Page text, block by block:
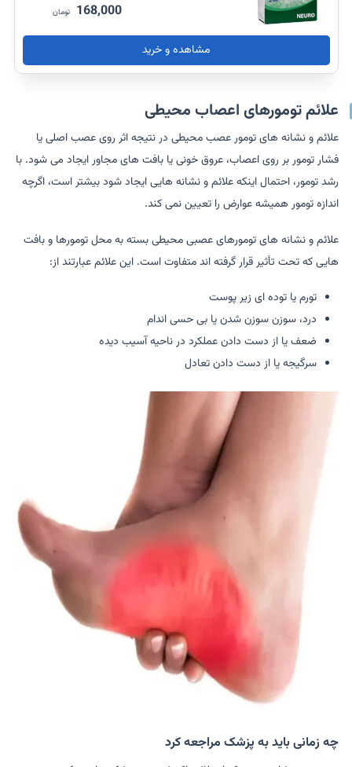
168,000 تومان
مشاهده و خرید
علائم تومورهای اعصاب محیطی
علائم و نشانه های تومور عصب محیطی در نتیجه اثر روی عصب اصلی یا
فشار تومور بر روی اعصاب، عروق خونی یا بافت های مجاور ایجاد می شود. با
رشد تومور، احتمال اینکه علائم و نشانه هایی ایجاد شود بیشتر است، اگرچه
اندازه تومور همیشه عوارض را تعیین نمی کند.
علائم و نشانه های تومورهای عصبی محیطی بسته به محل تومورها و بافت
هایی که تحت تأثیر قرار گرفته اند متفاوت است. این علائم عبارتند از:
تورم یا توده ای زیر پوست
درد، سوزن سوزن شدن یا بی حسی اندام
ضعف یا از دست دادن عملکرد در ناحیه آسیب دیده
سرگیجه یا از دست دادن تعادل
چه زمانی باید به پزشک مراجعه کرد